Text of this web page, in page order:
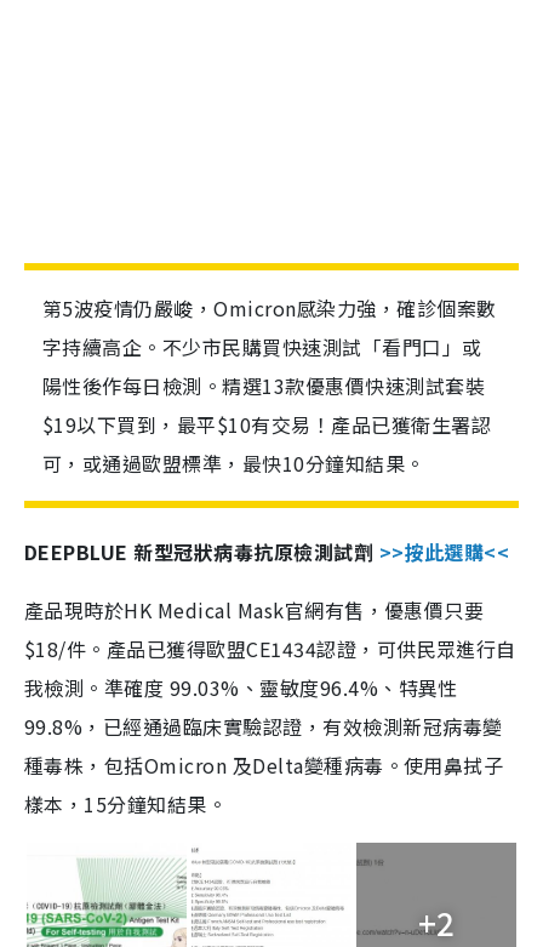
第5波疫情仍嚴峻，Omicron感染力強，確診個案數
字持續高企。不少市民購買快速測試「看門口」或
陽性後作每日檢測。精選13款優惠價快速測試套裝
$19以下買到，最平$10有交易！產品已獲衛生署認
可，或通過歐盟標準，最快10分鐘知結果。
DEEPBLUE 新型冠狀病毒抗原檢測試劑 >>按此選購<<
產品現時於HK Medical Mask官網有售，優惠價只要
$18/件。產品已獲得歐盟CE1434認證，可供民眾進行自
我檢測。準確度 99.03%、靈敏度96.4%、特異性
99.8%，已經通過臨床實驗認證，有效檢測新冠病毒變
種毒株，包括Omicron 及Delta變種病毒。使用鼻拭子
樣本，15分鐘知結果。
+2